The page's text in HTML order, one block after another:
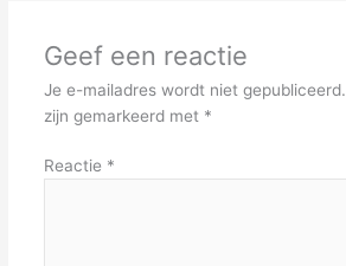
Geef een reactie
Je e-mailadres wordt niet gepubliceerd.
zijn gemarkeerd met *
Reactie *